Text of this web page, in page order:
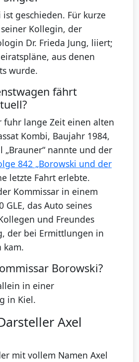
ist geschieden. Für kurze
Kollegin, der
Dr. Frieda Jung, liiert;
aus denen
wurde.
fährt
fuhr lange Zeit einen alten
Kombi, Baujahr 1984,
„Brauner“ nannte und der
842 „Borowski und der
letzte Fahrt erlebte.
Kommissar in einem
GLE, das Auto seines
und Freundes
der bei Ermittlungen in
kam.
Borowski?
in einer
in Kiel.
Axel
mit vollem Namen Axel